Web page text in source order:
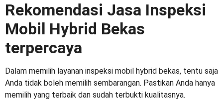
Rekomendasi Jasa Inspeksi
Mobil Hybrid Bekas
terpercaya
Dalam memilih layanan inspeksi mobil hybrid bekas, tentu saja
Anda tidak boleh memilih sembarangan. Pastikan Anda hanya
memilih yang terbaik dan sudah terbukti kualitasnya.